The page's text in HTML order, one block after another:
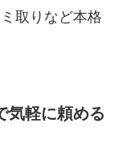
取りなど本格
気軽に頼める